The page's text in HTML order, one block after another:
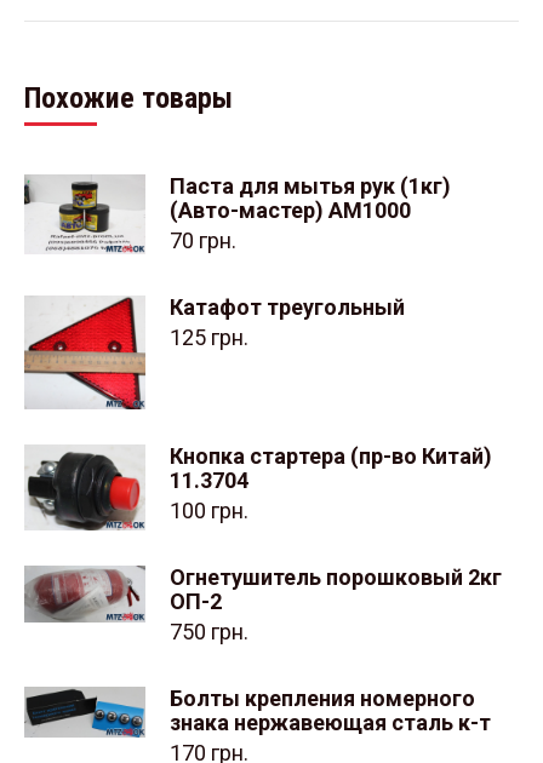
Похожие товары
Паста для мытья рук (1кг)
(Авто-мастер) АМ1000
70 грн.
Катафот треугольный
125 грн.
Кнопка стартера (пр-во Китай)
11.3704
100 грн.
Огнетушитель порошковый 2кг
ОП-2
750 грн.
Болты крепления номерного
знака нержавеющая сталь к-т
170 грн.